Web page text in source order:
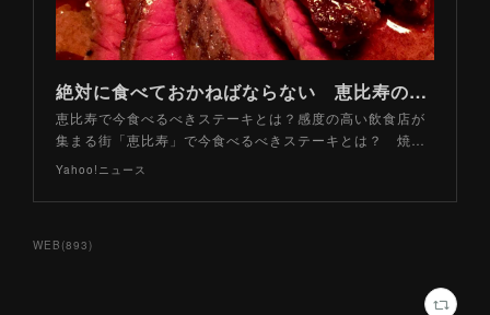
絶対に食べておかねばならない 恵比寿のステーキ専門店「厳選」３軒（山路力也） - エキスパート - Yahoo!ニュース
恵比寿で今食べるべきステーキとは？感度の高い飲食店が
集まる街「恵比寿」で今食べるべきステーキとは？ 焼…
Yahoo!ニュース
WEB (893)